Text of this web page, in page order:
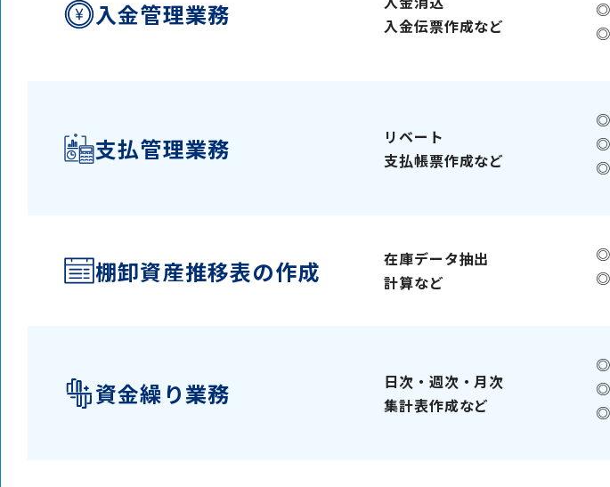
入金管理業務
入金伝票作成など
支払管理業務
リベート
支払帳票作成など
棚卸資産推移表の作成
在庫データ抽出
計算など
資金繰り業務
日次・週次・月次
集計表作成など